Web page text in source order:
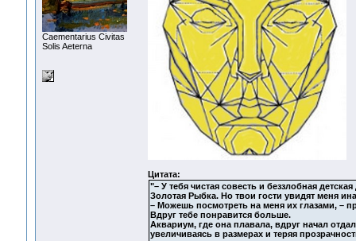
Сaementarius Civitas
Solis Aeterna
Цитата:
"– У тебя чистая совесть и беззлобная
Золотая Рыбка. Но твои гости увидят меня
– Можешь посмотреть на меня их глазами, –
Вдруг тебе понравится больше.
Аквариум, где она плавала, вдруг начал
увеличиваясь в размерах и теряя